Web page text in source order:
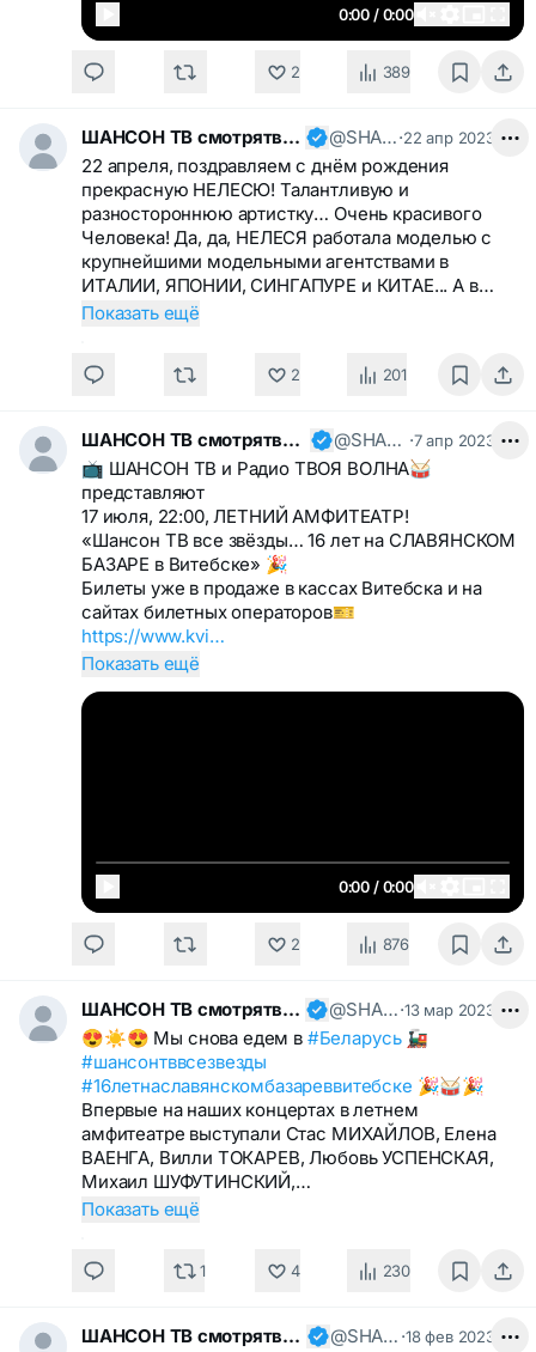
0:00 / 0:00
2 389
ШАНСОН ТВ смотрятвсешансонтв @SHANSONTV·22 апр 2023
22 апреля, поздравляем с днём рождения
прекрасную НЕЛЕСЮ! Талантливую и
разностороннюю артистку… Очень красивого
Человека! Да, да, НЕЛЕСЯ работала моделью с
крупнейшими модельными агентствами в
ИТАЛИИ, ЯПОНИИ, СИНГАПУРЕ и КИТАЕ... А в…
Показать ещё
2 201
ШАНСОН ТВ смотрятвсешансонтв @SHANSONTV ·7 апр 2023
📺 ШАНСОН ТВ и Радио ТВОЯ ВОЛНА🥁
представляют
17 июля, 22:00, ЛЕТНИЙ АМФИТЕАТР!
«Шансон ТВ все звёзды… 16 лет на СЛАВЯНСКОМ
БАЗАРЕ в Витебске» 🎉
Билеты уже в продаже в кассах Витебска и на
сайтах билетных операторов🎫
https://www.kvi…
Показать ещё
0:00 / 0:00
2 876
ШАНСОН ТВ смотрятвсешансонтв @SHANSONTV·13 мар 2023
😍☀️😍 Мы снова едем в #Беларусь🚂
#шансонтввсезвезды
#16летнаславянскомбазареввитебске 🎉🥁🎉
Впервые на наших концертах в летнем
амфитеатре выступали Стас МИХАЙЛОВ, Елена
ВАЕНГА, Вилли ТОКАРЕВ, Любовь УСПЕНСКАЯ,
Михаил ШУФУТИНСКИЙ,…
Показать ещё
1 4 230
ШАНСОН ТВ смотрятвсешансонтв @SHANSONTV ·18 фев 2023